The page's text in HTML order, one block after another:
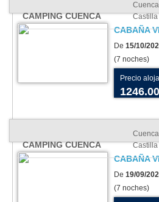
CAMPING CUENCA
Cuenca
CABAÑA
De 15/10/
(7 noches)
Precio
CAMPING CUENCA
Cuenca
CABAÑA
De 19/09/
(7 noches)